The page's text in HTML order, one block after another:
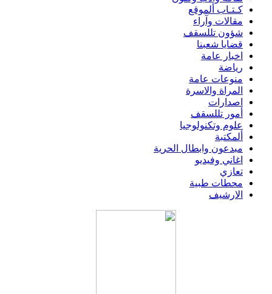
كـتـاب ألموقع
مقالات وآراء
شؤون تللسقف
قضايا شعبنا
اخبار عامة
رياضة
منوعات عامة
المراة والاسرة
اصدارات
أمور تللسقف
علوم وتكنولوجيا
ألمكتبة
مبدعون وابطال الحرية
اغاني وفيديو
تعازي
محطات طبية
الارشيف